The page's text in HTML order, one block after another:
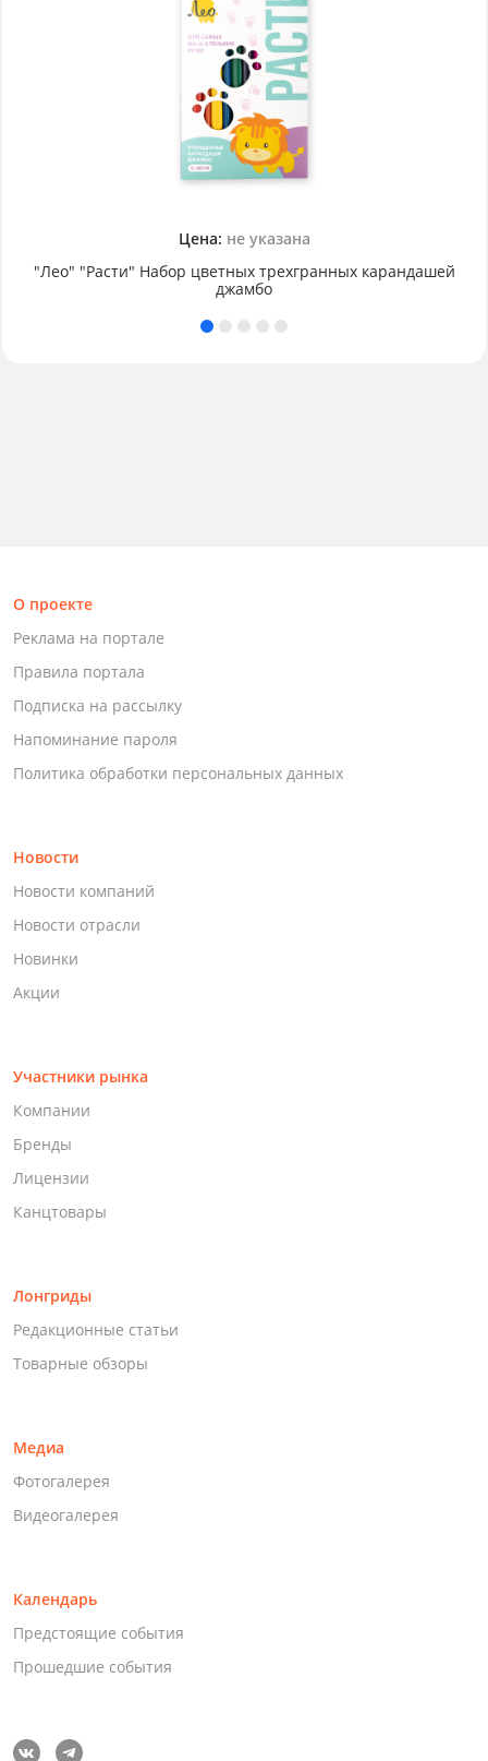
Цена: не указана
"Лео" "Расти" Набор цветных трехгранных карандашей
джамбо
О проекте
Реклама на портале
Правила портала
Подписка на рассылку
Напоминание пароля
Политика обработки персональных данных
Новости
Новости компаний
Новости отрасли
Новинки
Акции
Участники рынка
Компании
Бренды
Лицензии
Канцтовары
Лонгриды
Редакционные статьи
Товарные обзоры
Медиа
Фотогалерея
Видеогалерея
Календарь
Предстоящие события
Прошедшие события